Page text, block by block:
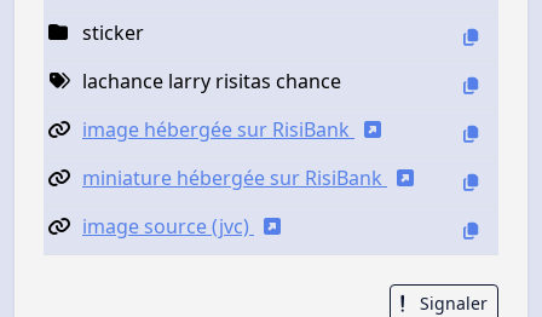
sticker
lachance larry risitas chance
image hébergée sur RisiBank
miniature hébergée sur RisiBank
image source (jvc)
Signaler